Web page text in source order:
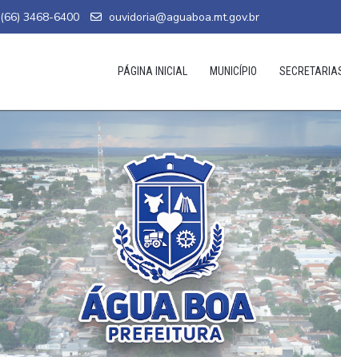
(66) 3468-6400 ouvidoria@aguaboa.mt.gov.br
PÁGINA INICIAL MUNICÍPIO